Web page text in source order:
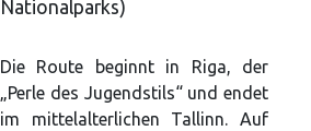
Nationalparks)
Die Route beginnt in Riga, der
„Perle des Jugendstils“ und endet
im mittelalterlichen Tallinn. Auf